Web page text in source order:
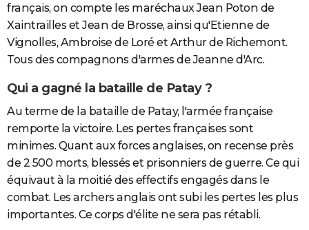
français, on compte les maréchaux Jean Poton de
Xaintrailles et Jean de Brosse, ainsi qu'Etienne de
Vignolles, Ambroise de Loré et Arthur de Richemont.
Tous des compagnons d'armes de Jeanne d'Arc.
Qui a gagné la bataille de Patay ?
Au terme de la bataille de Patay, l'armée française
remporte la victoire. Les pertes françaises sont
minimes. Quant aux forces anglaises, on recense près
de 2 500 morts, blessés et prisonniers de guerre. Ce qui
équivaut à la moitié des effectifs engagés dans le
combat. Les archers anglais ont subi les pertes les plus
importantes. Ce corps d'élite ne sera pas rétabli.